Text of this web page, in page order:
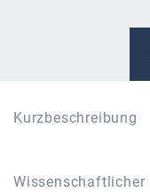
Kurzbeschreibung
Wissenschaftlicher